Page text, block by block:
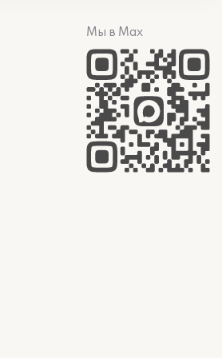
Мы в Max